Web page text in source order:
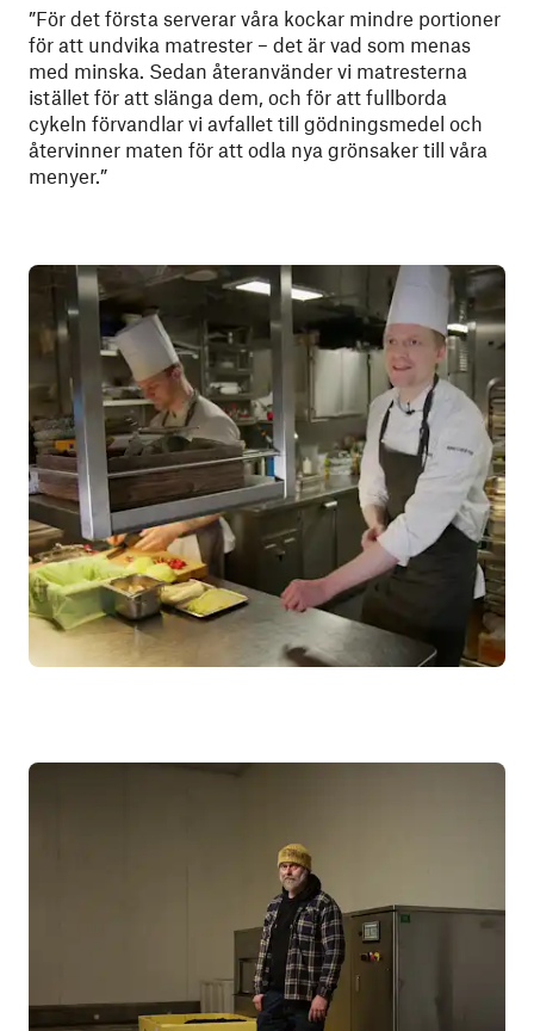
”För det första serverar våra kockar mindre portioner
för att undvika matrester – det är vad som menas
med minska. Sedan återanvänder vi matresterna
istället för att slänga dem, och för att fullborda
cykeln förvandlar vi avfallet till gödningsmedel och
återvinner maten för att odla nya grönsaker till våra
menyer.”